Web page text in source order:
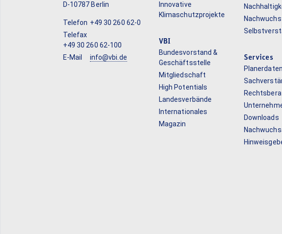
D-10787 Berlin
Telefon +49 30 260 62-0
Telefax
+49 30 260 62-100
E-Mail
info@vbi.de
Innovative
Klimaschutzprojekte
VBI
Bundesvorstand &
Geschäftsstelle
Mitgliedschaft
High Potentials
Landesverbände
Internationales
Magazin
Services
Downloads